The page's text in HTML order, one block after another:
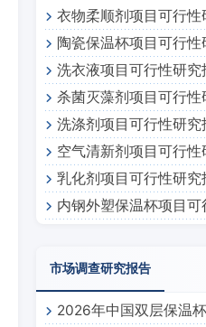
衣物柔顺剂项目可行性
陶瓷保温杯项目可行性
洗衣液项目可行性研究
杀菌灭藻剂项目可行性
洗涤剂项目可行性研究
空气清新剂项目可行性
乳化剂项目可行性研究
内钢外塑保温杯项目
市场调查研究报告
2026年中国双层保温